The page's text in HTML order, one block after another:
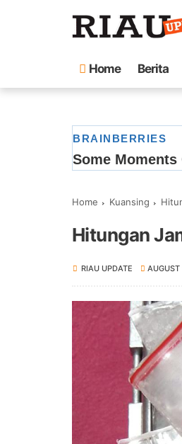
Home Berita
Home Kuansing
Hitungan
RIAU UPDATE